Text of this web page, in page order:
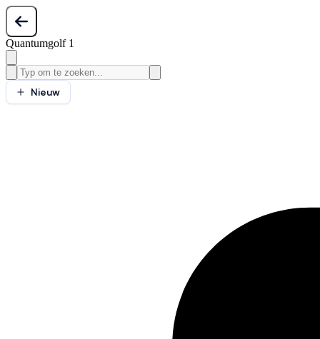
Quantumgolf 1
Nieuw